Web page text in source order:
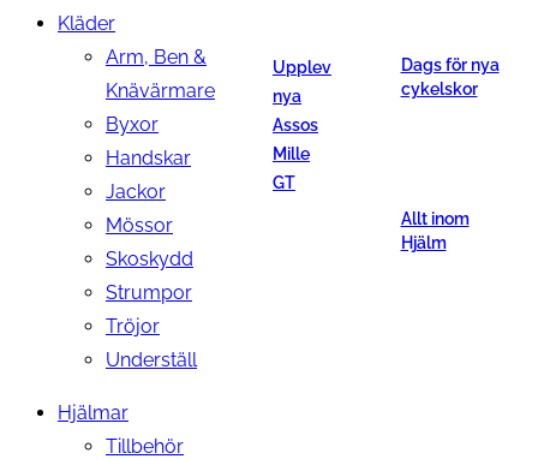
Kläder
Arm, Ben &
Knävärmare
Byxor
Handskar
Jackor
Mössor
Skoskydd
Strumpor
Tröjor
Underställ
Hjälmar
Tillbehör
Upplev
nya
Assos
Mille
GT
Dags för nya
cykelskor
Allt inom
Hjälm